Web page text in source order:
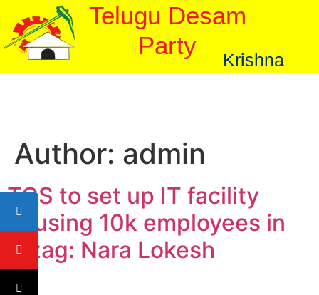
Telugu Desam
Party
Krishna
Author: admin
TCS to set up IT facility
housing 10k employees in
Vizag: Nara Lokesh